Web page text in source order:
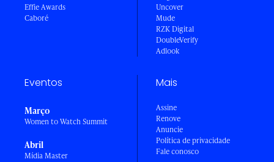
Effie Awards
Caboré
Uncover
Mude
RZK Digital
DoubleVerify
Adlook
Eventos
Março
Women to Watch Summit
Abril
Mídia Master
Mais
Assine
Renove
Anuncie
Política de privacidade
Fale conosco